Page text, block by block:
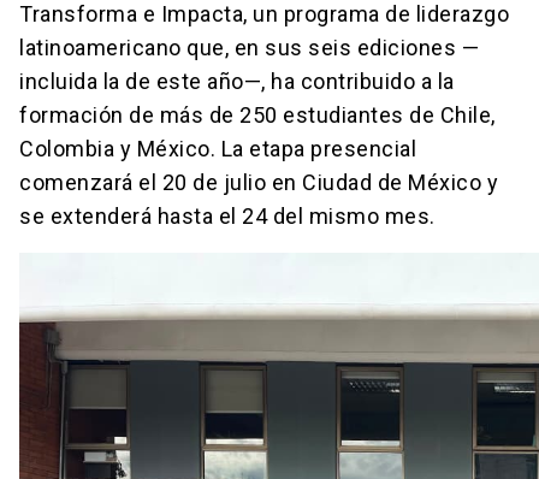
Transforma e Impacta, un programa de liderazgo
latinoamericano que, en sus seis ediciones —
incluida la de este año—, ha contribuido a la
formación de más de 250 estudiantes de Chile,
Colombia y México. La etapa presencial
comenzará el 20 de julio en Ciudad de México y
se extenderá hasta el 24 del mismo mes.